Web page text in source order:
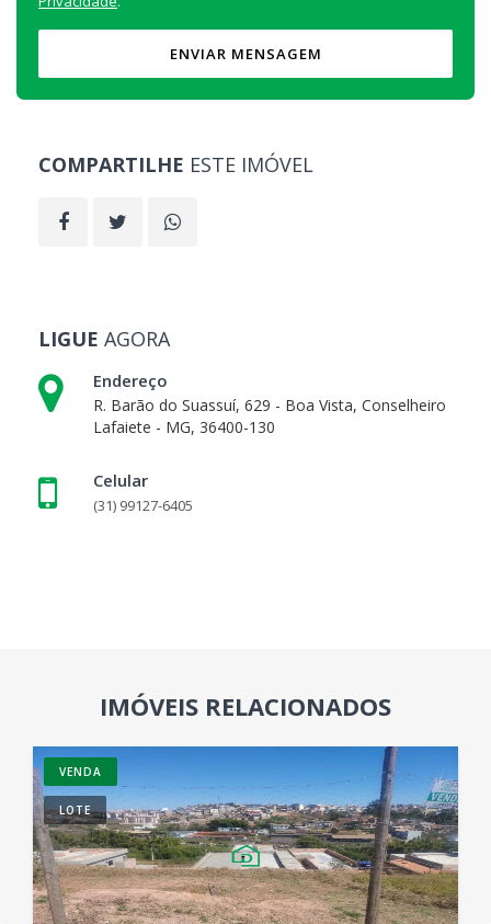
ENVIAR MENSAGEM
COMPARTILHE ESTE IMÓVEL
LIGUE AGORA
Endereço
R. Barão do Suassuí, 629 - Boa Vista, Conselheiro
Lafaiete - MG, 36400-130
Celular
(31) 99127-6405
IMÓVEIS RELACIONADOS
VENDA
LOTE